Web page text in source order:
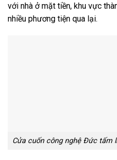
với nhà ở mặt tiền, khu vực
nhiều phương tiện qua lại.
Cửa cuốn công nghệ Đức tấm